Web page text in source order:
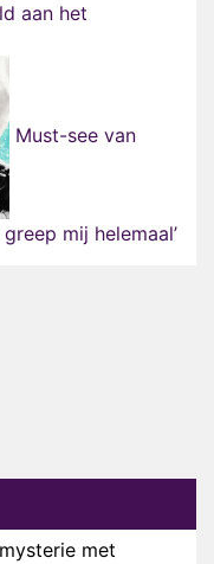
aan het
Must-see van
mij helemaal’
met